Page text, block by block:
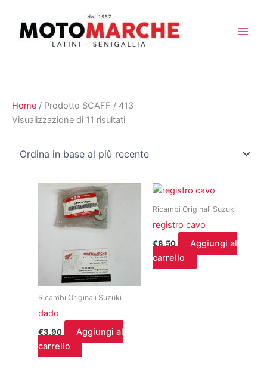
contenuto
Home / Prodotto SCAFF / 413
Visualizzazione di 11 risultatiOrdina
recente
Ricambi Originali Suzuki
dado
€3,90
Aggiungi al
carrello
Ricambi Originali Suzuki
registro cavo
€8,50
Aggiungi al
carrello